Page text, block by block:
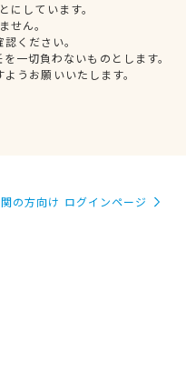
しています。
せん。
ください。
一切負わないものとします。
うお願いいたします。
の方向け ログインページ